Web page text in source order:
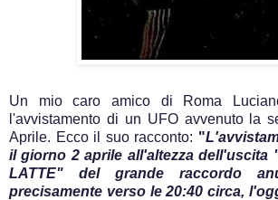
Un mio caro amico di Roma
l'avvistamento di un UFO avvenuto la
Aprile. Ecco il suo racconto: "
il giorno 2 aprile all'altezza dell'uscita
LATTE" del grande raccordo
precisamente verso le 20:40 circa,